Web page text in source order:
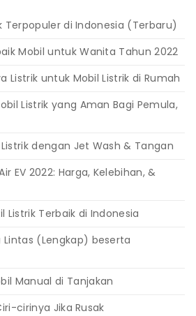
Terpopuler di Indonesia (Terbaru)
Mobil untuk Wanita Tahun 2022
Listrik untuk Mobil Listrik di Rumah
Listrik yang Aman Bagi Pemula,
dengan Jet Wash & Tangan
EV 2022: Harga, Kelebihan, &
Listrik Terbaik di Indonesia
Lintas (Lengkap) beserta
Manual di Tanjakan
cirinya Jika Rusak